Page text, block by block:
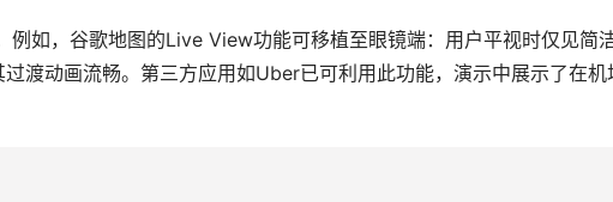
例如，谷歌地图的Live View功能可移植至眼镜端：用户平视时仅见简
渡动画流畅。第三方应用如Uber已可利用此功能，演示中展示了在机